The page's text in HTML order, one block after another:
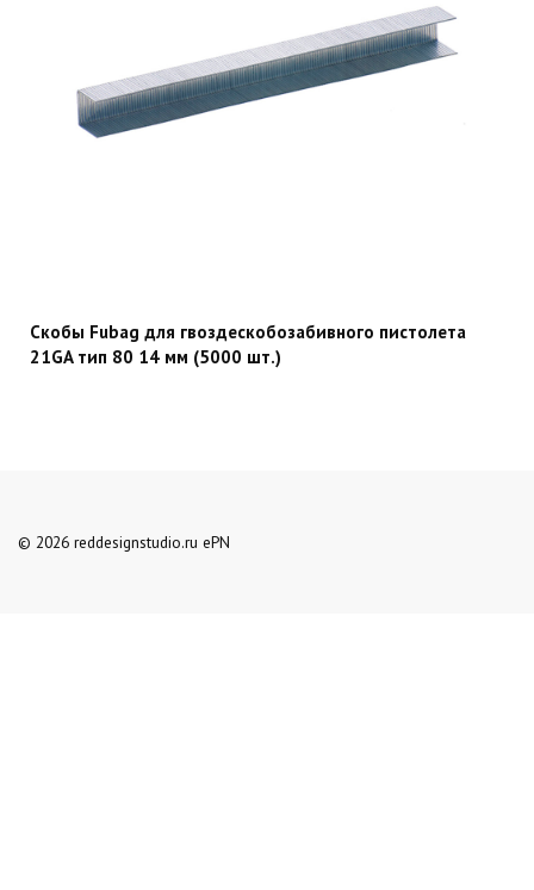
Скобы Fubag для гвоздескобозабивного пистолета
21GA тип 80 14 мм (5000 шт.)
© 2026 reddesignstudio.ru ePN